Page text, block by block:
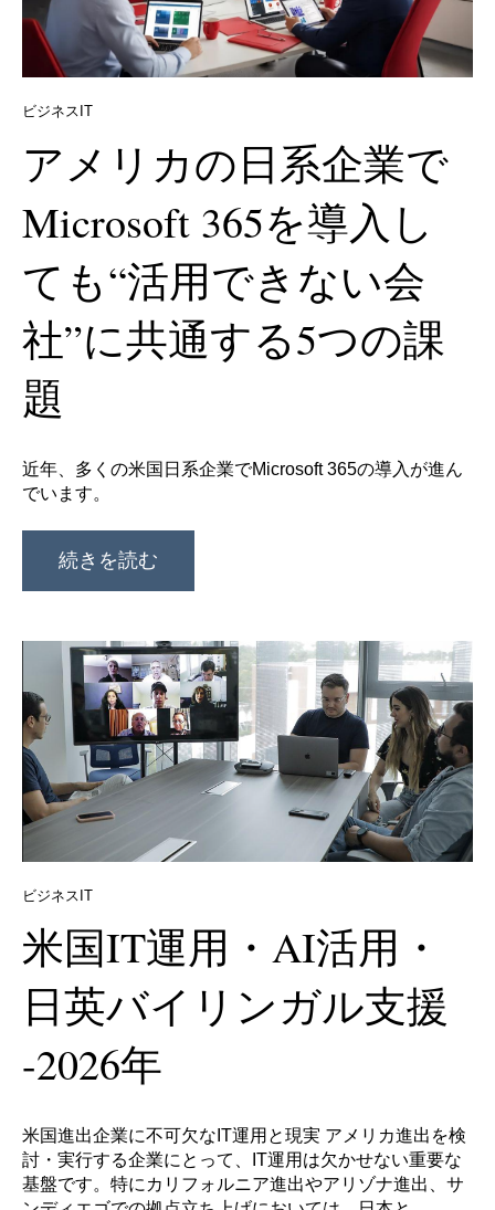
ビジネスIT
アメリカの日系企業で
Microsoft 365を導入し
ても“活用できない会
社”に共通する5つの課
題
近年、多くの米国日系企業でMicrosoft 365の導入が進ん
でいます。
続きを読む
ビジネスIT
米国IT運用・AI活用・
日英バイリンガル支援
-2026年
米国進出企業に不可欠なIT運用と現実 アメリカ進出を検
討・実行する企業にとって、IT運用は欠かせない重要な
基盤です。特にカリフォルニア進出やアリゾナ進出、サ